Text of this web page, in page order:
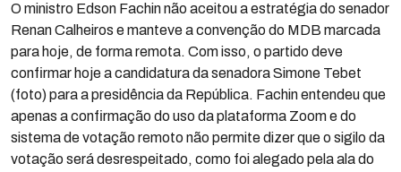
O ministro Edson Fachin não aceitou a estratégia do senador
Renan Calheiros e manteve a convenção do MDB marcada
para hoje, de forma remota. Com isso, o partido deve
confirmar hoje a candidatura da senadora Simone Tebet
(foto) para a presidência da República. Fachin entendeu que
apenas a confirmação do uso da plataforma Zoom e do
sistema de votação remoto não permite dizer que o sigilo da
votação será desrespeitado, como foi alegado pela ala do